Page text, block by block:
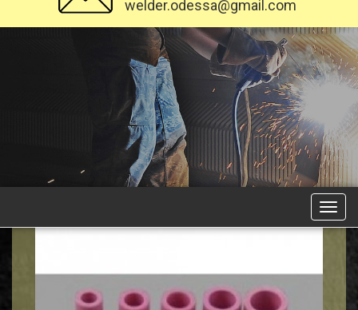
welder.odessa@gmail.com